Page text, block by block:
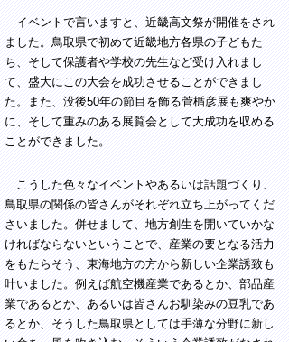
イベントで言いますと、近畿高文祭が開催をされ
ました。鳥取県で初めて近畿地方各県の子どもた
ち、そして保護者や学校の先生など受け入れまし
て、盛大にこの大会を成功させることができまし
た。また、没後50年の節目を飾る菅楯彦展も爽やか
に、そして重みのある展覧会として大成功を収める
ことができました。
こうした色々なイベントやあるいは話題づくり、
鳥取県の関係の皆さんがそれぞれ立ち上がってくだ
さいました。併せまして、地方創生を開いていかな
ければならないということで、産業の要となる活力
をもたらそう、東海地方の方から新しい企業誘致も
叶いました。例えば航空機産業であるとか、部品産
業であるとか、あるいは皆さんお馴染みの豆乳であ
るとか、そうした鳥取県としては手薄な分野に新し